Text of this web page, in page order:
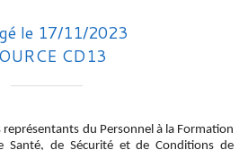
le 17/11/2023
CD13
représentants du Personnel à la Formation
Santé, de Sécurité et de Conditions de